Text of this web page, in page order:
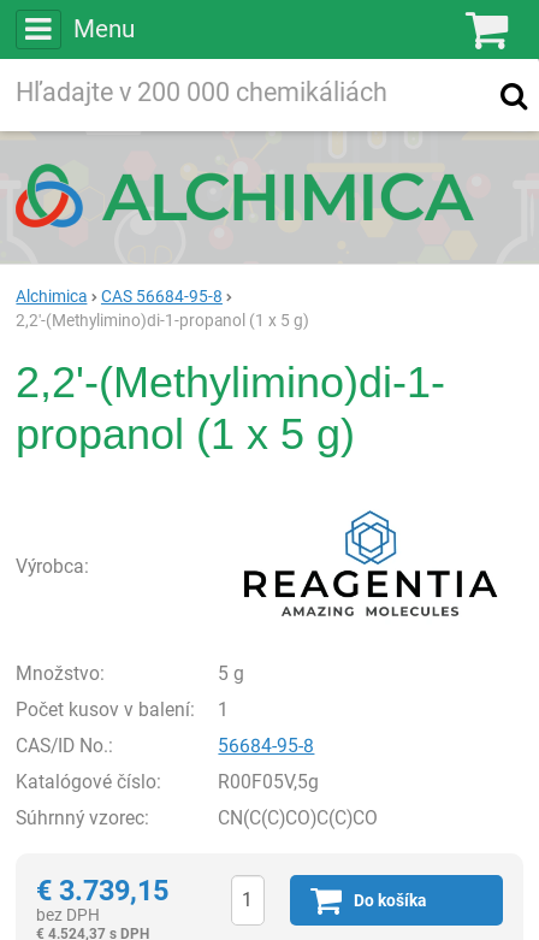
Menu
Vyhľadávanie
Alchimica
CAS 56684-95-8
2,2'-(Methylimino)di-1-propanol (1 x 5 g)
2,2'-(Methylimino)di-1-
propanol (1 x 5 g)
Výrobca:
Množstvo:
5 g
Počet kusov v balení:
1
CAS/ID No.:
56684-95-8
Katalógové číslo:
R00F05V,5g
Súhrnný vzorec:
CN(C(C)CO)C(C)CO
€ 3.739,15
bez DPH
€ 4.524,37 s DPH
Do košíka